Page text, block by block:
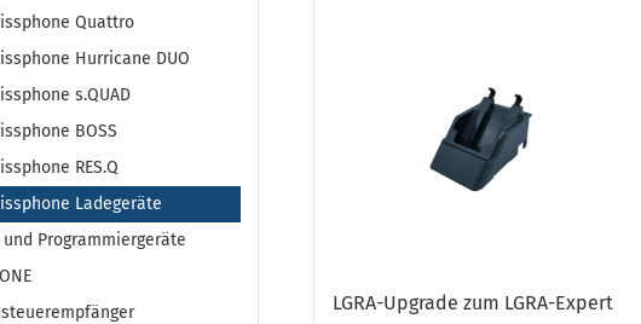
LGRA-Upgrade zum LGRA-Expert
Quattro
Hurricane DUO
s.QUAD
BOSS
RES.Q
Ladegeräte
Programmiergeräte